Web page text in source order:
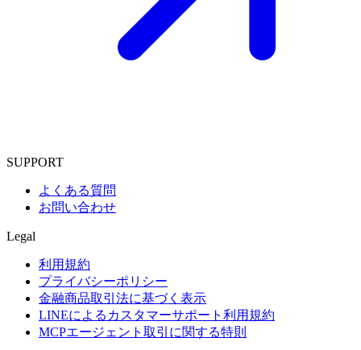
SUPPORT
よくある質問
お問い合わせ
Legal
利用規約
プライバシーポリシー
金融商品取引法に基づく表示
LINEによるカスタマーサポート利用規約
MCPエージェント取引に関する特則